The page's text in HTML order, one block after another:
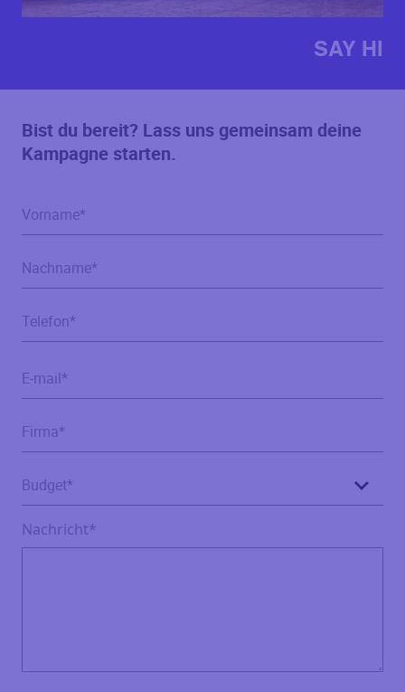
SAY HI
Bist du bereit? Lass uns gemeinsam deine
Kampagne starten.
Nachricht*